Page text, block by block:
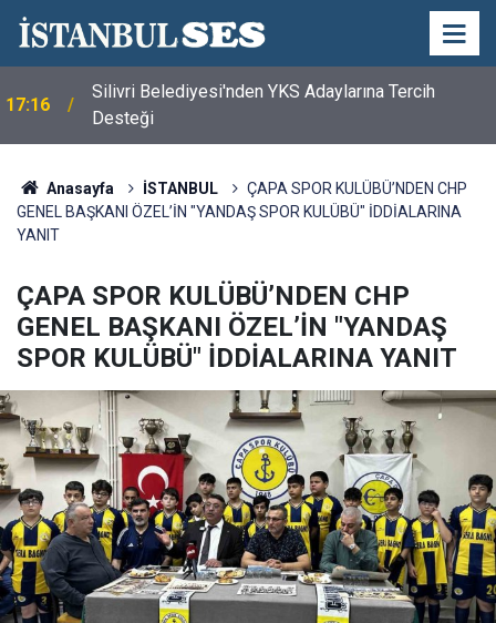
17:16
Silivri Belediyesi'nden YKS Adaylarına Tercih
Desteği
Anasayfa İSTANBUL
ÇAPA SPOR KULÜBÜ’NDEN CHP
GENEL BAŞKANI ÖZEL’İN "YANDAŞ SPOR KULÜBÜ" İDDİALARINA
YANIT
ÇAPA SPOR KULÜBÜ’NDEN CHP
GENEL BAŞKANI ÖZEL’İN "YANDAŞ
SPOR KULÜBÜ" İDDİALARINA YANIT